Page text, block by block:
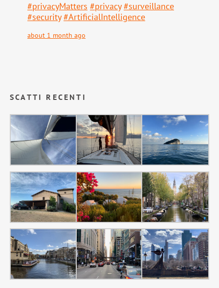
#privacyMatters #privacy #surveillance
#security #ArtificialIntelligence
about 1 month ago
SCATTI RECENTI